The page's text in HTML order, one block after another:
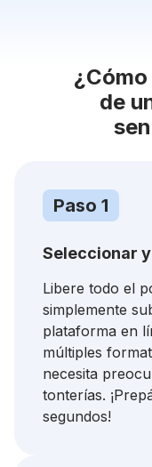
de
Paso 1
Seleccionar
Libere todo el
simplemente
plataforma en
múltiples
necesita
tonterías.
segundos!